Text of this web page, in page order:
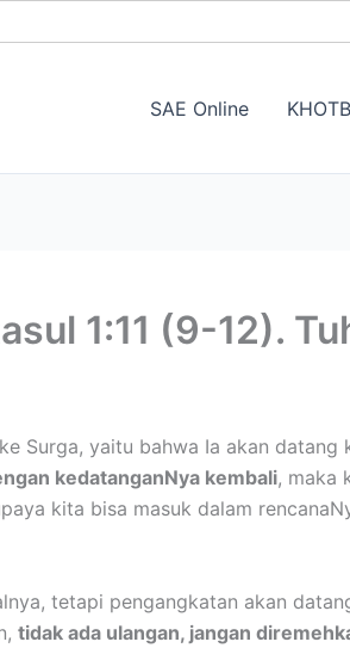
SAE Online
1:11 (9-12).
Surga, yaitu bahwa Ia akan
kedatanganNya kembali, maka
kita bisa masuk dalam
tetapi pengangkatan akan
tidak ada ulangan, jangan